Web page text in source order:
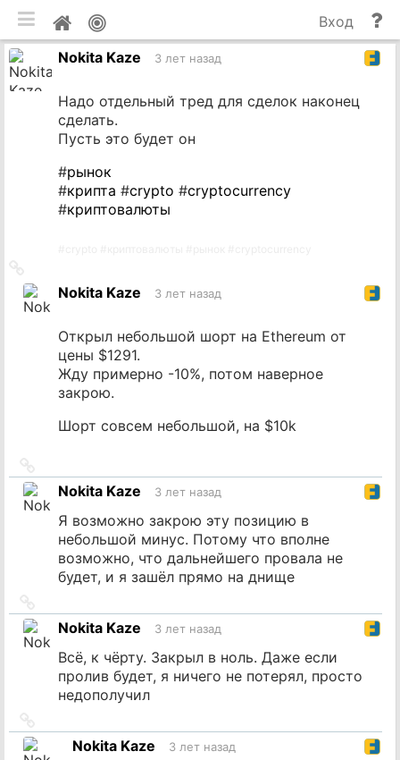
Мой
профиль
и
Вход
Nokita Kaze
3 лет назад
Надо отдельный тред для сделок наконец
сделать.
Пусть это будет он
#рынок
#крипта #crypto #cryptocurrency
#криптовалюты
на
источникNokita Kaze 3 лет назад
Открыл небольшой шорт на Ethereum от
цены $1291.
Жду примерно -10%, потом наверное
закрою.
Шорт совсем небольшой, на $10k
на
источник
Nokita Kaze 3 лет назад
Я возможно закрою эту позицию в
небольшой минус. Потому что вполне
возможно, что дальнейшего провала не
будет, и я зашёл прямо на днище
на
источник
Nokita Kaze 3 лет назад
Всё, к чёрту. Закрыл в ноль. Даже если
пролив будет, я ничего не потерял, просто
недополучил
на
источникNokita Kaze 3 лет назад
мобильная версия